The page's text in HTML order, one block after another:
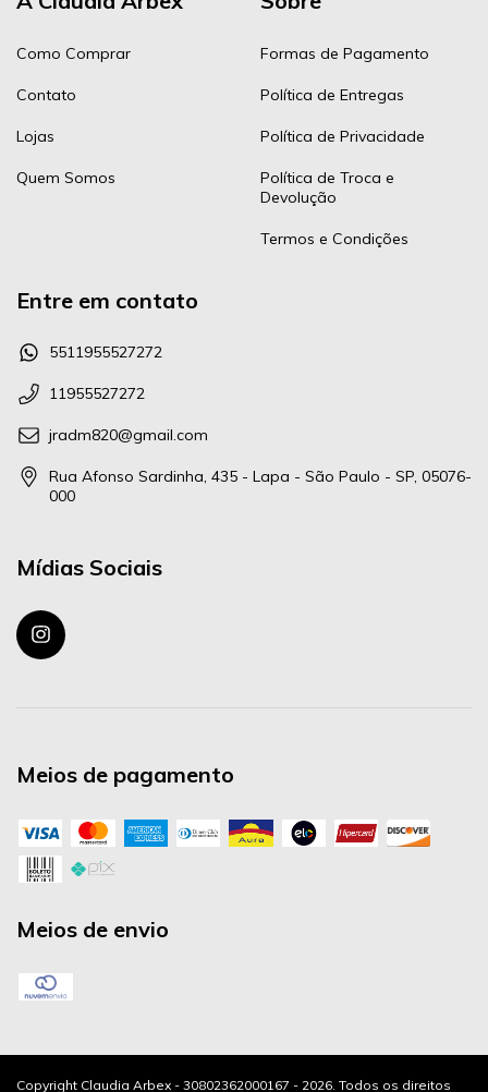
Como Comprar
Contato
Lojas
Quem Somos
Formas de Pagamento
Política de Entregas
Política de Privacidade
Política de Troca e
Devolução
Termos e Condições
Entre em contato
5511955527272
11955527272
jradm820@gmail.com
Rua Afonso Sardinha, 435 - Lapa - São Paulo - SP, 05076-
000
Mídias Sociais
Meios de pagamento
Meios de envio
Copyright Claudia Arbex - 30802362000167 - 2026. Todos os direitos